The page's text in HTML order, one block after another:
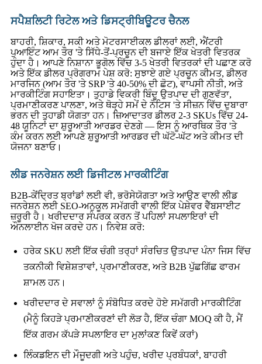
ਸਪੈਸ਼ਲਿਟੀ ਰਿਟੇਲ ਅਤੇ ਡਿਸਟ੍ਰੀਬਿਊਟਰ ਚੈਨਲ
ਬਾਹਰੀ, ਸ਼ਿਕਾਰ, ਸਕੀ ਅਤੇ ਮੋਟਰਸਾਈਕਲ ਡੀਲਰਾਂ ਲਈ, ਐਂਟਰੀ
ਪੁਆਇੰਟ ਆਮ ਤੌਰ 'ਤੇ ਸਿੱਧੇ-ਤੋਂ-ਪ੍ਰਚੂਨ ਦੀ ਬਜਾਏ ਇੱਕ ਖੇਤਰੀ ਵਿਤਰਕ
ਹੁੰਦਾ ਹੈ। ਆਪਣੇ ਨਿਸ਼ਾਨਾ ਭੂਗੋਲ ਵਿੱਚ 3-5 ਖੇਤਰੀ ਵਿਤਰਕਾਂ ਦੀ ਪਛਾਣ ਕਰੋ
ਅਤੇ ਇੱਕ ਡੀਲਰ ਪ੍ਰੋਗਰਾਮ ਪੇਸ਼ ਕਰੋ: ਸੁਝਾਏ ਗਏ ਪ੍ਰਚੂਨ ਕੀਮਤ, ਡੀਲਰ
ਮਾਰਜਿਨ (ਆਮ ਤੌਰ 'ਤੇ SRP 'ਤੇ 40-50% ਦੀ ਛੋਟ), ਵਾਪਸੀ ਨੀਤੀ, ਅਤੇ
ਮਾਰਕੀਟਿੰਗ ਸਹਾਇਤਾ। ਤੁਹਾਡੇ ਵਿਕਰੀ ਬਿੰਦੂ ਉਤਪਾਦ ਦੀ ਗੁਣਵੱਤਾ,
ਪ੍ਰਮਾਣੀਕਰਣ ਪਾਲਣਾ, ਅਤੇ ਥੋੜ੍ਹੇ ਸਮੇਂ ਦੇ ਨੋਟਿਸ 'ਤੇ ਸੀਜ਼ਨ ਵਿੱਚ ਦੁਬਾਰਾ
ਭਰਨ ਦੀ ਤੁਹਾਡੀ ਯੋਗਤਾ ਹਨ। ਜ਼ਿਆਦਾਤਰ ਡੀਲਰ 2-3 SKUs ਵਿੱਚ 24-
48 ਯੂਨਿਟਾਂ ਦਾ ਸ਼ੁਰੂਆਤੀ ਆਰਡਰ ਦੇਣਗੇ — ਇਸ ਨੂੰ ਆਰਥਿਕ ਤੌਰ 'ਤੇ
ਕੰਮ ਕਰਨ ਲਈ ਆਪਣੇ ਸ਼ੁਰੂਆਤੀ ਆਰਡਰ ਦੀ ਘੱਟੋ-ਘੱਟ ਅਤੇ ਕੀਮਤ ਦੀ
ਯੋਜਨਾ ਬਣਾਓ।
ਲੀਡ ਜਨਰੇਸ਼ਨ ਲਈ ਡਿਜੀਟਲ ਮਾਰਕੀਟਿੰਗ
B2B-ਕੇਂਦ੍ਰਿਤ ਬ੍ਰਾਂਡਾਂ ਲਈ ਵੀ, ਭਰੋਸੇਯੋਗਤਾ ਅਤੇ ਆਉਣ ਵਾਲੀ ਲੀਡ
ਜਨਰੇਸ਼ਨ ਲਈ SEO-ਅਨੁਕੂਲ ਸਮੱਗਰੀ ਵਾਲੀ ਇੱਕ ਪੇਸ਼ੇਵਰ ਵੈੱਬਸਾਈਟ
ਜ਼ਰੂਰੀ ਹੈ। ਖਰੀਦਦਾਰ ਸੰਪਰਕ ਕਰਨ ਤੋਂ ਪਹਿਲਾਂ ਸਪਲਾਇਰਾਂ ਦੀ
ਔਨਲਾਈਨ ਖੋਜ ਕਰਦੇ ਹਨ। ਨਿਵੇਸ਼ ਕਰੋ:
ਹਰੇਕ SKU ਲਈ ਇੱਕ ਚੰਗੀ ਤਰ੍ਹਾਂ ਸੰਰਚਿਤ ਉਤਪਾਦ ਪੰਨਾ ਜਿਸ ਵਿੱਚ
ਤਕਨੀਕੀ ਵਿਸ਼ੇਸ਼ਤਾਵਾਂ, ਪ੍ਰਮਾਣੀਕਰਣ, ਅਤੇ B2B ਪੁੱਛਗਿੱਛ ਫਾਰਮ
ਸ਼ਾਮਲ ਹਨ।
ਖਰੀਦਦਾਰ ਦੇ ਸਵਾਲਾਂ ਨੂੰ ਸੰਬੋਧਿਤ ਕਰਦੇ ਹੋਏ ਸਮੱਗਰੀ ਮਾਰਕੀਟਿੰਗ
(ਮੈਨੂੰ ਕਿਹੜੇ ਪ੍ਰਮਾਣੀਕਰਣਾਂ ਦੀ ਲੋੜ ਹੈ, ਇੱਕ ਚੰਗਾ MOQ ਕੀ ਹੈ, ਮੈਂ
ਇੱਕ ਗਰਮ ਕੱਪੜੇ ਸਪਲਾਇਰ ਦਾ ਮੁਲਾਂਕਣ ਕਿਵੇਂ ਕਰਾਂ)
ਲਿੰਕਡਇਨ ਦੀ ਮੌਜੂਦਗੀ ਅਤੇ ਪਹੁੰਚ, ਖਰੀਦ ਪ੍ਰਬੰਧਕਾਂ, ਬਾਹਰੀ